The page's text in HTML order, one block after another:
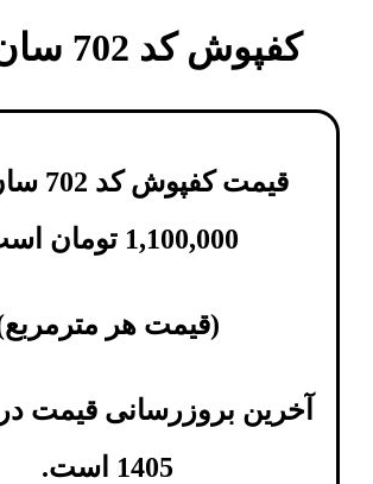
کفپوش کد 702 سان فلور
قیمت کفپوش کد 702 سان فلور
1,100,000 تومان
(قیمت هر مترمربع
1405 است.